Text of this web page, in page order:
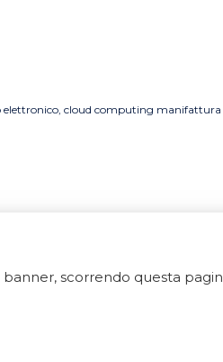
cloud computing manifattura
scorrendo questa